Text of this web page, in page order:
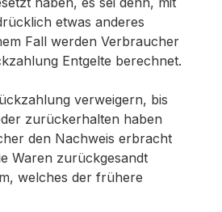
etwas anderes
Fall werden Verbraucher
Entgelte berechnet.
verweigern, bis
zurückerhalten haben
den Nachweis erbracht
Waren zurückgesandt
welches der frühere